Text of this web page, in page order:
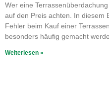
Wer eine
auf den Preis achten. In diesem
Fehler beim Kauf einer
besonders häufig gemacht
Weiterlesen »